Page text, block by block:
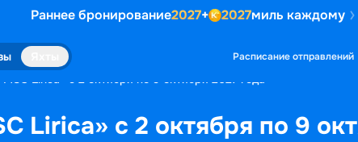
Раннее бронирование2027+ 2027миль каждому
Расписание отправлений
Lirica» с 2 октября по 9 октября 2027 года
Lirica» с 2 октября по 9